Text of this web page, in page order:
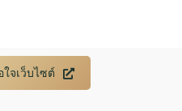
จเว็บไซต์